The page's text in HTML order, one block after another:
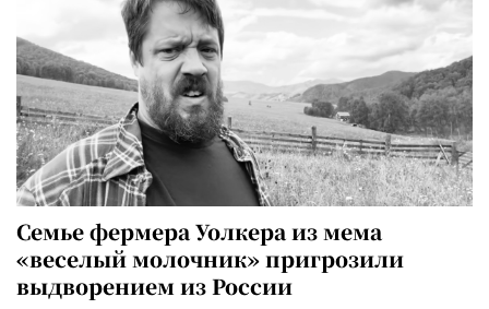
Семье фермера Уолкера из мема
«веселый молочник» пригрозили
выдворением из России